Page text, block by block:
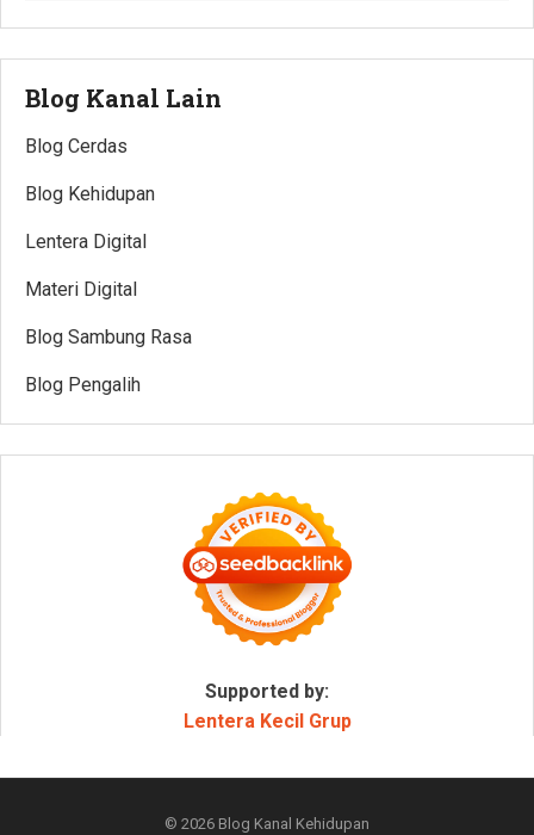
Blog Kanal Lain
Blog Cerdas
Blog Kehidupan
Lentera Digital
Materi Digital
Blog Sambung Rasa
Blog Pengalih
Supported by:
Lentera Kecil Grup
© 2026 Blog Kanal Kehidupan